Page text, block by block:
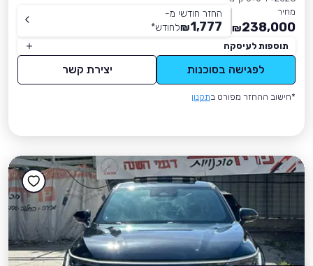
מחיר
238,000
₪
החזר חודשי מ-
1,777
₪לחודש*
תוספות לעיסקה
לפגישה בסוכנות יצירת קשר
*חישוב ההחזר מפורט בתקנון